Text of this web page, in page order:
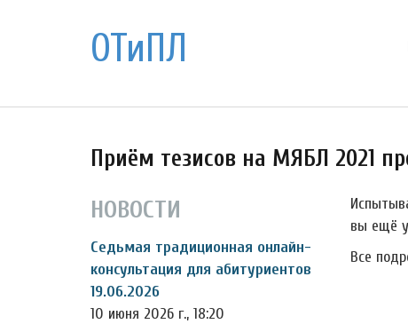
ОТиПЛ
Приём тезисов на МЯБЛ 2021
НОВОСТИ
Седьмая традиционная онлайн-
консультация для абитуриентов
19.06.2026
10 июня 2026 г., 18:20
вы ещё
Все